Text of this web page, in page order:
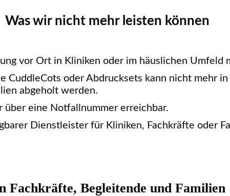
Was wir nicht mehr leisten können
vor Ort in Kliniken oder im häuslichen Umfeld
CuddleCots oder Abdrucksets kann nicht mehr
abgeholt werden.
eine Notfallnummer erreichbar.
Dienstleister für Kliniken, Fachkräfte oder
Fachkräfte, Begleitende und Familien